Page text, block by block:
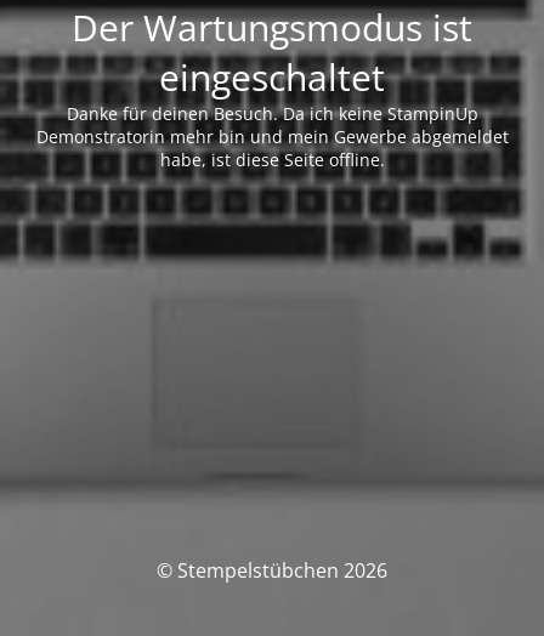
Der Wartungsmodus ist
eingeschaltet
Danke für deinen Besuch. Da ich keine StampinUp
Demonstratorin mehr bin und mein Gewerbe abgemeldet
habe, ist diese Seite offline.
© Stempelstübchen 2026